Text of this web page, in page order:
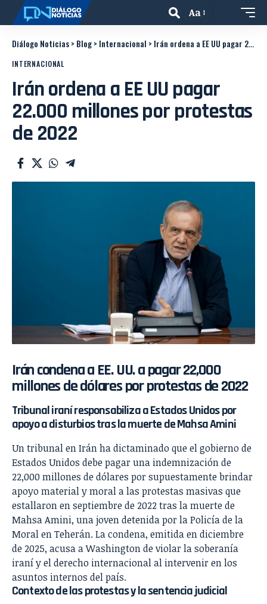
Aa
Diálogo Noticias> Blog> Internacional > Irán ordena a EE UU pagar 22.000 millones por protestas de 2022
INTERNACIONAL
Irán ordena a EE UU pagar
22.000 millones por protestas
de 2022
Irán condena a EE. UU. a pagar 22,000
millones de dólares por protestas de 2022
Tribunal iraní responsabiliza a Estados Unidos por
apoyo a disturbios tras la muerte de Mahsa Amini
Un tribunal en Irán ha dictaminado que el gobierno de
Estados Unidos debe pagar una indemnización de
22,000 millones de dólares por supuestamente brindar
apoyo material y moral a las protestas masivas que
estallaron en septiembre de 2022 tras la muerte de
Mahsa Amini, una joven detenida por la Policía de la
Moral en Teherán. La condena, emitida en diciembre
de 2025, acusa a Washington de violar la soberanía
iraní y el derecho internacional al intervenir en los
asuntos internos del país.
Contexto de las protestas y la sentencia judicial